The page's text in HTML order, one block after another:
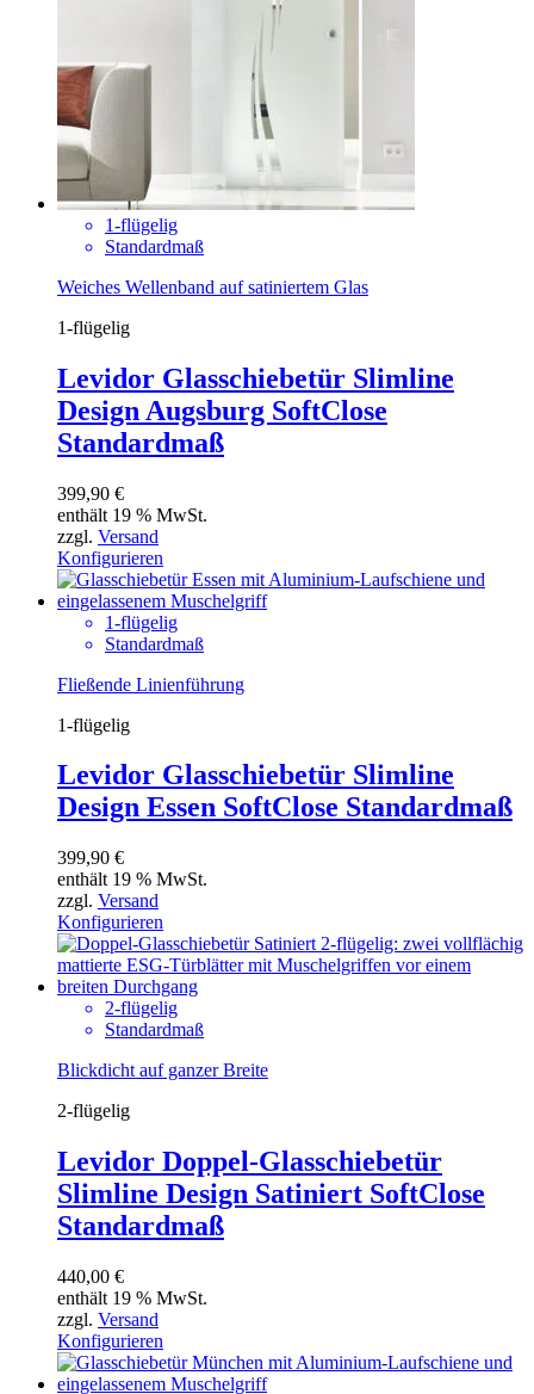
1-flügelig
Standardmaß
Weiches Wellenband auf satiniertem Glas
1-flügelig
Levidor Glasschiebetür Slimline
Design Augsburg SoftClose
Standardmaß
399,90 €
enthält 19 % MwSt.
zzgl. Versand
Konfigurieren
1-flügelig
Standardmaß
Fließende Linienführung
1-flügelig
Levidor Glasschiebetür Slimline
Design Essen SoftClose Standardmaß
399,90 €
enthält 19 % MwSt.
zzgl. Versand
Konfigurieren
2-flügelig
Standardmaß
Blickdicht auf ganzer Breite
2-flügelig
Levidor Doppel-Glasschiebetür
Slimline Design Satiniert SoftClose
Standardmaß
440,00 €
enthält 19 % MwSt.
zzgl. Versand
Konfigurieren